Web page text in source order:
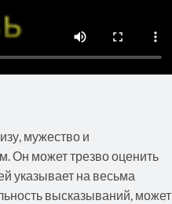
мужество и
Он может трезво оценить
указывает на весьма
высказываний, может